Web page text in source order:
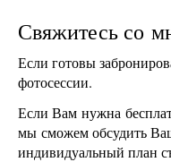
Свяжитесь со
Если готовы
фотосессии.
Если Вам нужна
мы сможем обсудить
индивидуальный план